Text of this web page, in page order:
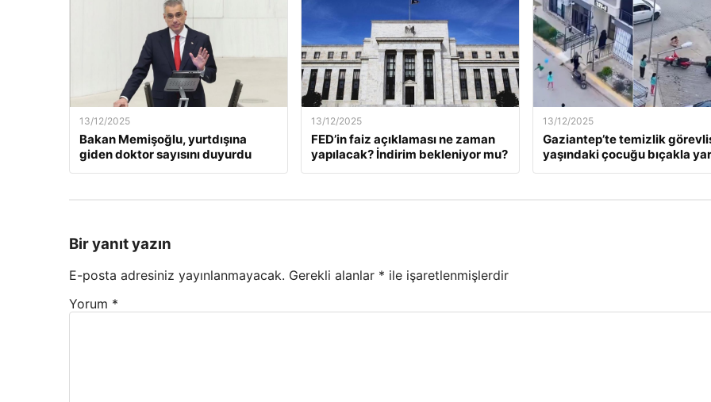
13/12/2025
Bakan Memişoğlu, yurtdışına
giden doktor sayısını duyurdu
13/12/2025
FED’in faiz açıklaması ne zaman
yapılacak? İndirim bekleniyor mu?
13/12/2025
Gaziantep’te temizlik
yaşındaki çocuğu bıçakla
Bir yanıt yazın
E-posta adresiniz yayınlanmayacak. Gerekli alanlar * ile işaretlenmişlerdir
Yorum *